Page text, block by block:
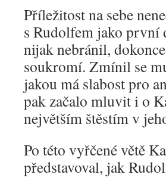
Příležitost na sebe
s Rudolfem jako první
nijak nebránil,
soukromí. Zmínil se
jakou má slabost pro
pak začalo mluvit i o
největším štěstím v
Po této vyřčené větě
představoval, jak